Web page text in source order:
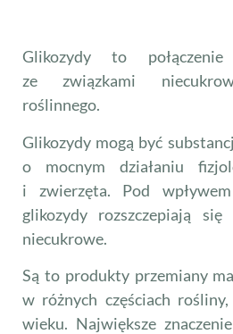
Glikozydy to
ze związkami
roślinnego.
Glikozydy mogą być
o mocnym działaniu
i zwierzęta. Pod
glikozydy rozszczepiają
niecukrowe.
Są to produkty przemiany
w różnych częściach
wieku. Największe